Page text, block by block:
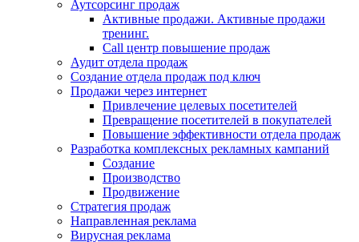
Аутсорсинг продаж
Активные продажи. Активные продажи
тренинг.
Call центр повышение продаж
Аудит отдела продаж
Создание отдела продаж под ключ
Продажи через интернет
Привлечение целевых посетителей
Превращение посетителей в покупателей
Повышение эффективности отдела продаж
Разработка комплексных рекламных кампаний
Создание
Производство
Продвижение
Стратегия продаж
Направленная реклама
Вирусная реклама